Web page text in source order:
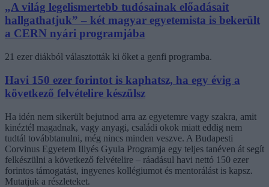
„A világ legelismertebb tudósainak előadásait
hallgathatjuk” – két magyar egyetemista is bekerült
a CERN nyári programjába
21 ezer diákból választották ki őket a genfi programba.
Havi 150 ezer forintot is kaphatsz, ha egy évig a
következő felvételire készülsz
Ha idén nem sikerült bejutnod arra az egyetemre vagy szakra, amit
kinéztél magadnak, vagy anyagi, családi okok miatt eddig nem
tudtál továbbtanulni, még nincs minden veszve. A Budapesti
Corvinus Egyetem Illyés Gyula Programja egy teljes tanéven át segít
felkészülni a következő felvételire – ráadásul havi nettó 150 ezer
forintos támogatást, ingyenes kollégiumot és mentorálást is kapsz.
Mutatjuk a részleteket.